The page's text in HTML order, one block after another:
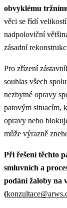
obvyklému
věci se řídí
nadpoloviční
zásadní
Pro zřízení
souhlas všech
nezbytné opravy
patovým situacím,
opravy nebo
může výrazně
Při řešení těchto
smluvních a
podání žaloby na
(